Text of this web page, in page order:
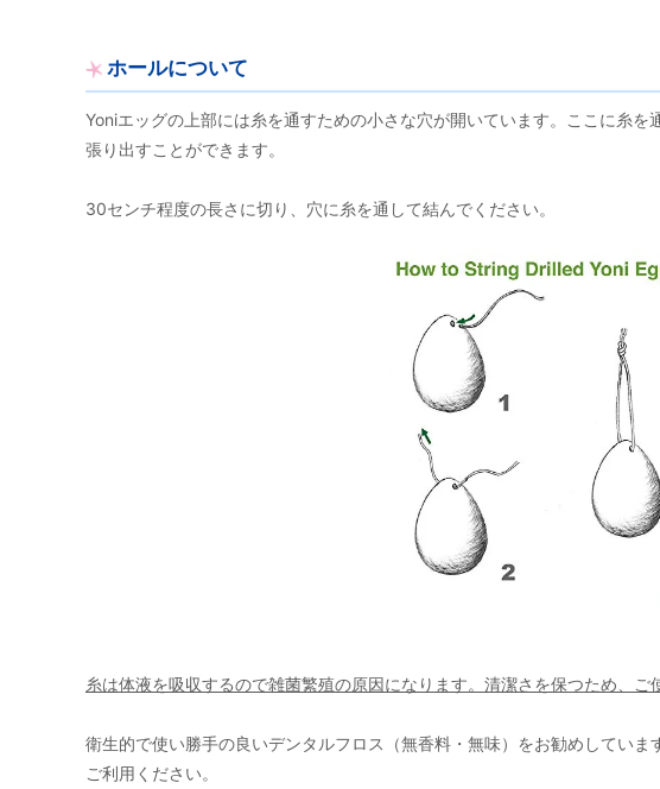
ホールについて
Yoniエッグの上部には糸を通すための小さな穴が開いています。ここに糸を
張り出すことができます。
30センチ程度の長さに切り、穴に糸を通して結んでください。
糸は体液を吸収するので雑菌繁殖の原因になります。清潔さを保つため、ご
衛生的で使い勝手の良いデンタルフロス（無香料・無味）をお勧めしてい
ご利用ください。